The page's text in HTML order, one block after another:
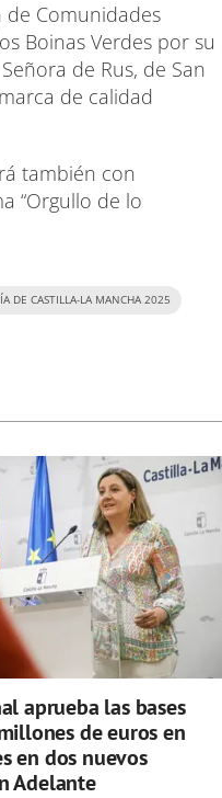
de Comunidades
Boinas Verdes por su
de Rus, de San
de calidad
también con
“Orgullo de lo
DE CASTILLA-LA MANCHA 2025
aprueba las bases
de euros en
en dos nuevos
Adelante